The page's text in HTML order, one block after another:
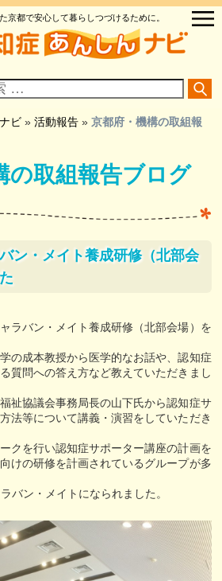
京都で安心して暮らしつづけるために。
ビ »活動報告 »京都府・機構の取組報
の取組報告ブログ
ン・メイト養成研修（北部会
ラバン・メイト養成研修（北部会場）を
の成本教授から医学的なお話や、認知症
質問への答え方など教えていただきまし
祉協議会事務局長の山下氏から認知症サ
法等について講義・演習をしていただき
クを行い認知症サポーター講座の計画を
けの研修を計画されているグループが多
バン・メイトになられました。